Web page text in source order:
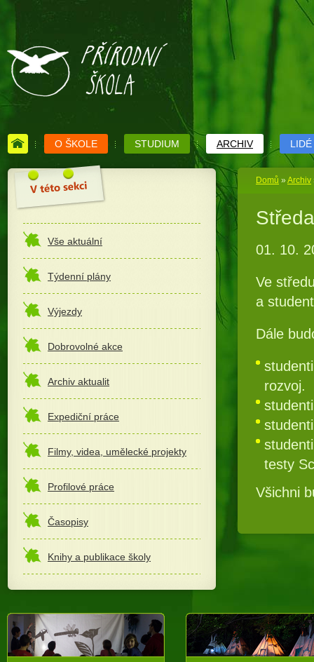
O ŠKOLE STUDIUM ARCHIV LIDÉ
Vše aktuální
Týdenní plány
Výjezdy
Dobrovolné akce
Archiv aktualit
Expediční práce
Filmy, videa, umělecké projekty
Profilové práce
Časopisy
Knihy a publikace školy
Domů » Archiv
01. 10.
Ve
a
Dále
rozvoj.
testy
Všichni